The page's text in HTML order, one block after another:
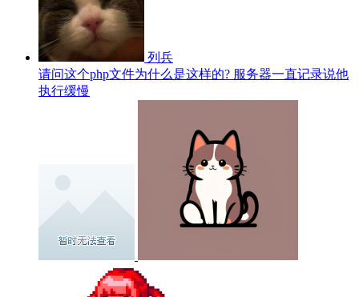
列兵
请问这个php文件为什么是这样的? 服务器一直记录说他
执行缓慢